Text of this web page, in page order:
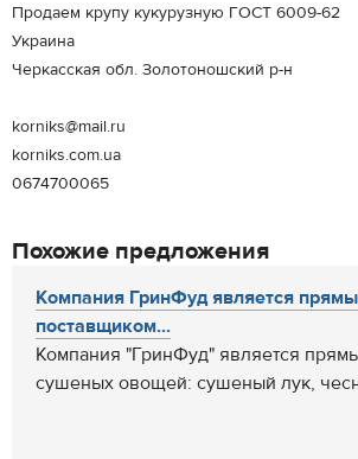
Продаем крупу кукурузную ГОСТ 6009-62
Украина
Черкасская обл. Золотоношский р-н
korniks@mail.ru
korniks.com.ua
0674700065
Похожие предложения
Компания ГринФуд является
поставщиком...
Компания "ГринФуд" является
сушеных овощей: сушеный лук,